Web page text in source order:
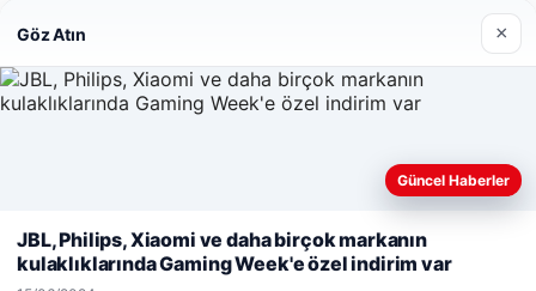
Hastaş Beton
26/05/2026
© 2026 Net Haberi – Güncel Haberler
Web sitemizi nasıl kullandığınızı daha iyi anlayabilmek,
kullanıyoruz.Çerez Politikamız
Kabul Et
Göz Atın ×
Güncel Haberler
JBL, Philips, Xiaomi ve daha birçok markanın
kulaklıklarında Gaming Week'e özel indirim var